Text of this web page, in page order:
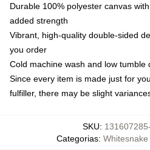
Durable 100% polyester canvas
added strength
Vibrant, high-quality double-sided
you order
Cold machine wash and low tumble
Since every item is made just for
fulfiller, there may be slight
SKU:
Categorias: